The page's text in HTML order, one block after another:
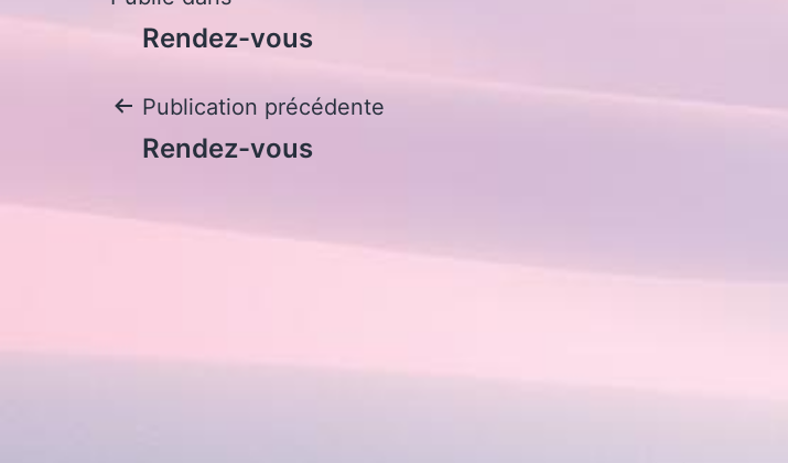
l’article
Rendez-vous
Navigation
Publication précédente
Rendez-vous